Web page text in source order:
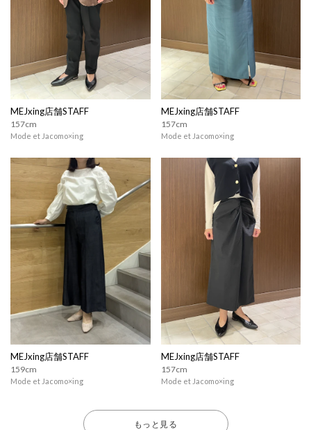
MEJxing店舗STAFF
157cm
Mode et Jacomo×ing
MEJxing店舗STAFF
157cm
Mode et Jacomo×ing
MEJxing店舗STAFF
159cm
Mode et Jacomo×ing
MEJxing店舗STAFF
157cm
Mode et Jacomo×ing
もっと見る